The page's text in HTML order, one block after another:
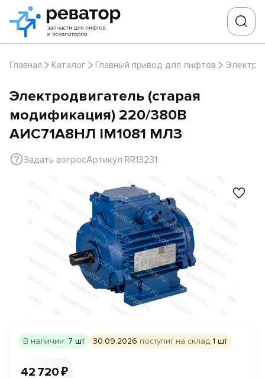
Главная Каталог Главный привод для лифтов
Электродвигатель (старая
модификация) 220/380В
АИС71А8НЛ IM1081 МЛЗ
Задать вопросАртикул RR13231
В наличии: 7 шт 30.09.2026 поступит на склад 1 шт
42 720 ₽